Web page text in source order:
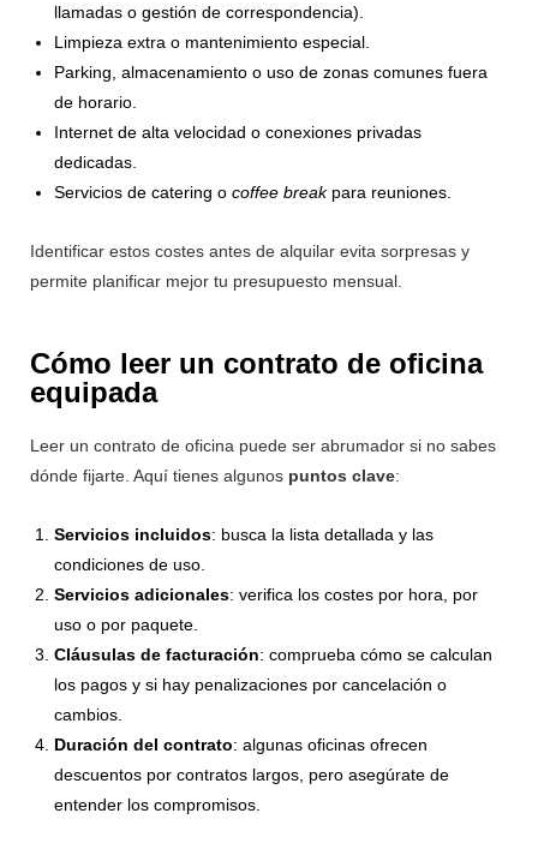
llamadas o gestión de correspondencia).
Limpieza extra o mantenimiento especial.
Parking, almacenamiento o uso de zonas comunes fuera
de horario.
Internet de alta velocidad o conexiones privadas
dedicadas.
Servicios de catering o coffee breakpara reuniones.
Identificar estos costes antes de alquilar evita sorpresas y
permite planificar mejor tu presupuesto mensual.
Cómo leer un contrato de oficina
equipada
Leer un contrato de oficina puede ser abrumador si no sabes
dónde fijarte. Aquí tienes algunos puntos clave:
Servicios incluidos: busca la lista detallada y las
condiciones de uso.
Servicios adicionales: verifica los costes por hora, por
uso o por paquete.
Cláusulas de facturación: comprueba cómo se calculan
los pagos y si hay penalizaciones por cancelación o
cambios.
Duración del contrato: algunas oficinas ofrecen
descuentos por contratos largos, pero asegúrate de
entender los compromisos.